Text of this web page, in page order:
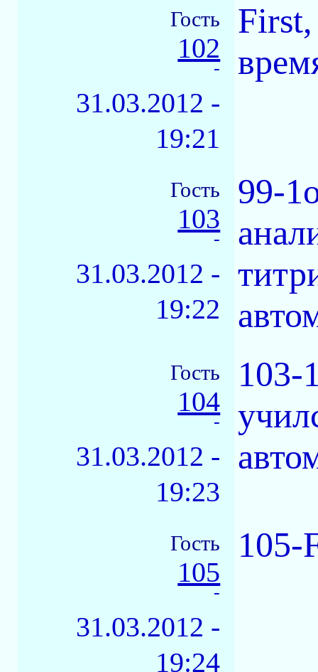
Гость
102
-
31.03.2012 -
19:21
First,
Гость
103
-
31.03.2012 -
19:22
99-
Гость
104
-
31.03.2012 -
19:23
103-
Гость
105
-
31.03.2012 -
19:24
105-